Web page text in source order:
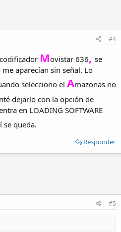
#4
Movistar 636, se
aparecían sin señal. Lo
selecciono el Amazonas no
dejarlo con la opción de
en LOADING SOFTWARE
se queda.
Responder
#5